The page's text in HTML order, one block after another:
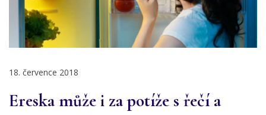
18. července 2018
Ereska může i za potíže s řečí a